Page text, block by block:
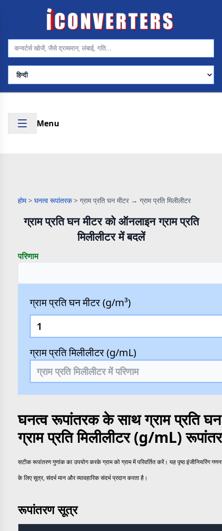
भाषा चुनें
Menu
होम > घनत्व रूपांतरक > ग्राम प्रति घन मीटर → ग्राम प्रति मिलीलीटर
ग्राम प्रति घन मीटर को ऑनलाइन ग्राम प्रति
मिलीलीटर में बदलें
परिणाम
ग्राम प्रति घन मीटर (g/m³)
ग्राम प्रति मिलीलीटर (g/mL)
घनत्व रूपांतरक के साथ ग्राम प्रति
ग्राम प्रति मिलीलीटर (g/mL)
सटीक रूपांतरण गुणांक का उपयोग करके ग्राम को ग्राम में परिवर्तित करें। यह पृष्ठ इंजीनियरिंग
के लिए सूत्र, संदर्भ मान और व्यावहारिक संदर्भ प्रदान करता है।
रूपांतरण सूत्र